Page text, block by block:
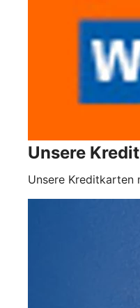
Unsere
Unsere Kreditkarten